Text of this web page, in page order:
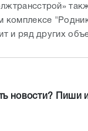
комплексе
и ряд других
новости? Пиши